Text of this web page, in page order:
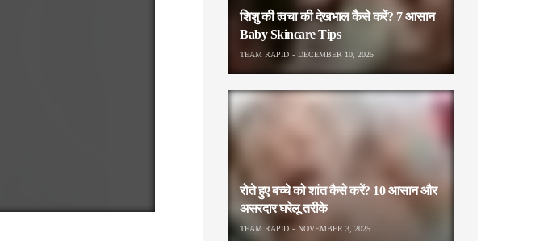
शिशु की त्वचा की देखभाल कैसे करें? 7 आसान
Baby Skincare Tips
TEAM RAPID DECEMBER 10, 2025
रोते हुए बच्चे को शांत कैसे करें? 10 आसान और
असरदार घरेलू तरीके
TEAM RAPID NOVEMBER 3, 2025